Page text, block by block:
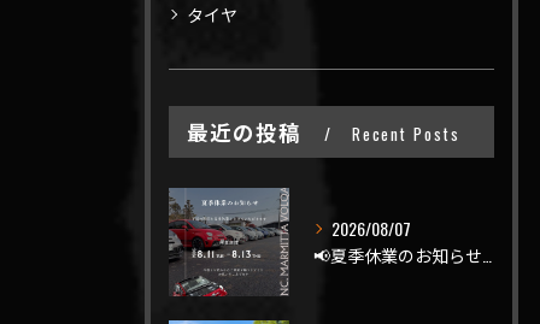
タイヤ
最近の投稿 Recent Posts
2026/08/07